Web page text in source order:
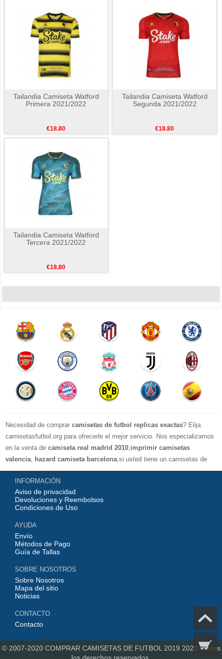
Tailandia Camiseta Watford
Primera 2021/2022
€18.80
Tailandia Camiseta Watford
Segunda 2021/2022
€18.80
Tailandia Camiseta Watford
Tercera 2021/2022
€18.80
Necesidad de comprar camisetas de futbol replicas exactas? Elija
camisetasfutbol.org para ofrecerle el mejor servicio. Nos especializamos
en la venta de camiseta real madrid 2010 imprimir camisetas
valencia hazard camiseta barcelona ,si usted tiene un camisetas de
futbol favorito, le damos la bienvenida a nuestra tienda paracomprar, le
damos el mayor descuento, compras por más de 99 € envío gratis.
¡Elíjanos, elija un buen estado de ánimo, gracias por su compra!
INFORMACIÓN
Aviso de privacidad
Devoluciones y Reembolsos
Condiciones de Uso
AYUDA
Envío
Métodos de Pago
Guía de Tallas
SOBRE NOSOTROS
Sobre Nosotros
Mapa del sitio
Noticias
CONTACTO
Contacto
© 2007-2020 COMPRAR CAMISETAS DE FUTBOL 2019 2020.Todos
los derechos reservados.